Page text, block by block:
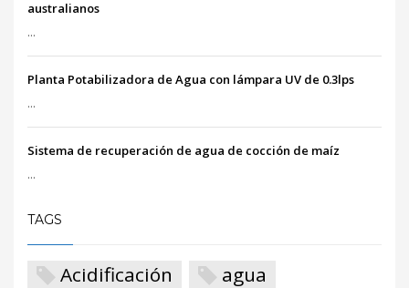
australianos
...
Planta Potabilizadora de Agua con lámpara UV de 0.3lps
...
Sistema de recuperación de agua de cocción de maíz
...
TAGS
Acidificación agua